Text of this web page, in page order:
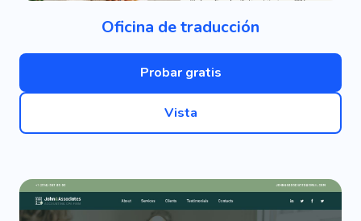
Oficina de traducción
Probar gratis
Vista